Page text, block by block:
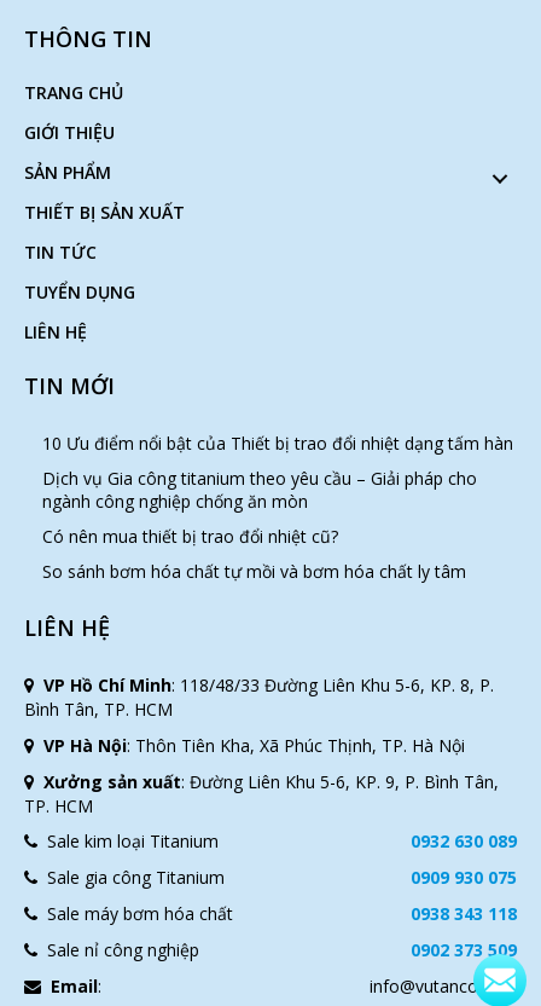
THÔNG TIN
TRANG CHỦ
GIỚI THIỆU
SẢN PHẨM
THIẾT BỊ SẢN XUẤT
TIN TỨC
TUYỂN DỤNG
LIÊN HỆ
TIN MỚI
10 Ưu điểm nổi bật của Thiết bị trao đổi nhiệt dạng tấm hàn
Dịch vụ Gia công titanium theo yêu cầu – Giải pháp cho
ngành công nghiệp chống ăn mòn
Có nên mua thiết bị trao đổi nhiệt cũ?
So sánh bơm hóa chất tự mồi và bơm hóa chất ly tâm
LIÊN HỆ
VP Hồ Chí Minh: 118/48/33 Đường Liên Khu 5-6, KP. 8, P.
Bình Tân, TP. HCM
VP Hà Nội: Thôn Tiên Kha, Xã Phúc Thịnh, TP. Hà Nội
Xưởng sản xuất: Đường Liên Khu 5-6, KP. 9, P. Bình Tân,
TP. HCM
Sale kim loại Titanium
0932 630 089
Sale gia công Titanium
0909 930 075
Sale máy bơm hóa chất
0938 343 118
Sale nỉ công nghiệp
0902 373 509
Email: info@vutanco.com